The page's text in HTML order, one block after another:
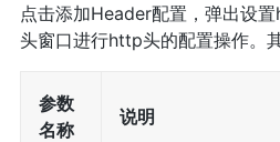
点击添加Header配置，弹出设
头窗口进行http头的配置操作。
参数
名称
说明